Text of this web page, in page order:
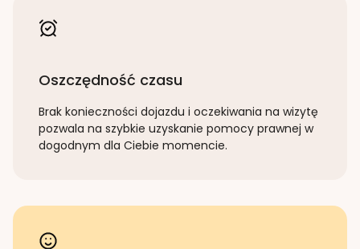
Oszczędność czasu
Brak konieczności dojazdu i oczekiwania na wizytę
pozwala na szybkie uzyskanie pomocy prawnej w
dogodnym dla Ciebie momencie.